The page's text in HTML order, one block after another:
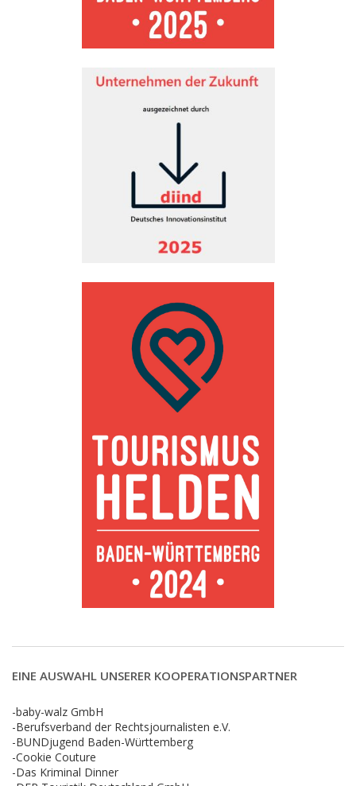
EINE AUSWAHL UNSERER KOOPERATIONSPARTNER
-baby-walz GmbH
-Berufsverband der Rechtsjournalisten e.V.
-BUNDjugend Baden-Württemberg
-Cookie Couture
-Das Kriminal Dinner